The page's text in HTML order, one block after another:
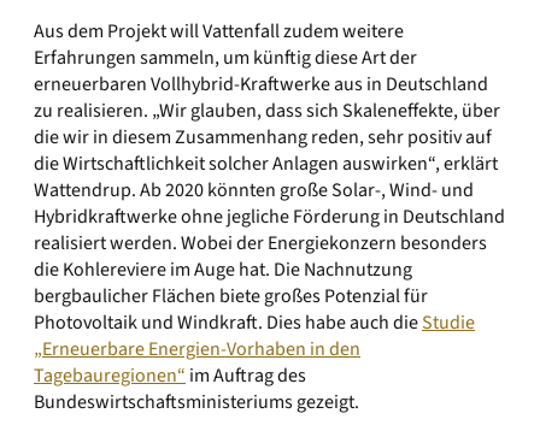
Aus dem Projekt will Vattenfall zudem weitere
Erfahrungen sammeln, um künftig diese Art der
erneuerbaren Vollhybrid-Kraftwerke aus in Deutschland
zu realisieren. „Wir glauben, dass sich Skaleneffekte, über
die wir in diesem Zusammenhang reden, sehr positiv auf
die Wirtschaftlichkeit solcher Anlagen auswirken“, erklärt
Wattendrup. Ab 2020 könnten große Solar-, Wind- und
Hybridkraftwerke ohne jegliche Förderung in Deutschland
realisiert werden. Wobei der Energiekonzern besonders
die Kohlereviere im Auge hat. Die Nachnutzung
bergbaulicher Flächen biete großes Potenzial für
Photovoltaik und Windkraft. Dies habe auch dieStudie
„Erneuerbare Energien-Vorhaben in den
Tagebauregionen“ im Auftrag des
Bundeswirtschaftsministeriums gezeigt.